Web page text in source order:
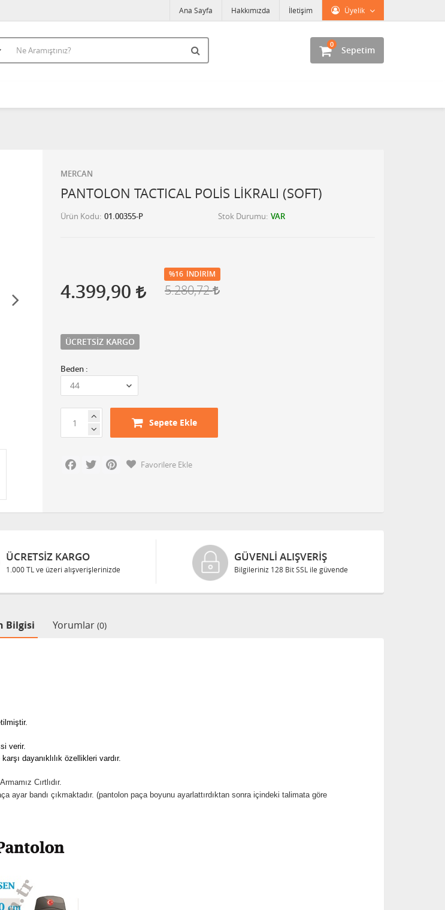
Üyelik
Ana Sayfa Hakkımızda İletişim
Sepetim
0
MERCAN
PANTOLON TACTICAL POLİS LİKRALI (SOFT)
Ürün Kodu 01.00355-P Stok Durumu VAR
4.399,90
%16 İNDIRIM
5.280,72
ÜCRETSIZ KARGO
Beden :
Sepete Ekle
Facebook
Twitter PinterestFavorilere Ekle
ÜCRETSIZ KARGO
1.000 TL ve üzeri alışverişlerinizde
GÜVENLI ALIŞVERIŞ
Bilgileriniz 128 Bit SSL ile güvende
Bilgisi Yorumlar (0)
verir.
dayanıklılık özellikleri vardır.
Cırtlıdır.
bandı çıkmaktadır. (pantolon paça boyunu ayarlattırdıktan sonra içindeki talimata göre